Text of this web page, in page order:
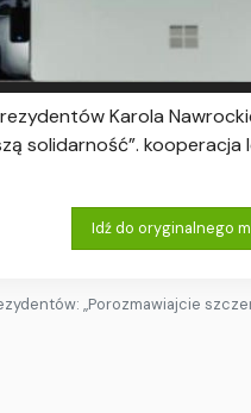
Karola
solidarność”.
Idź do oryginalnego
„Porozmawiajcie